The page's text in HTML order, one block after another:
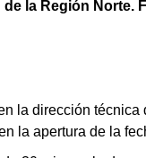
la Región Norte.
la dirección
la apertura de la